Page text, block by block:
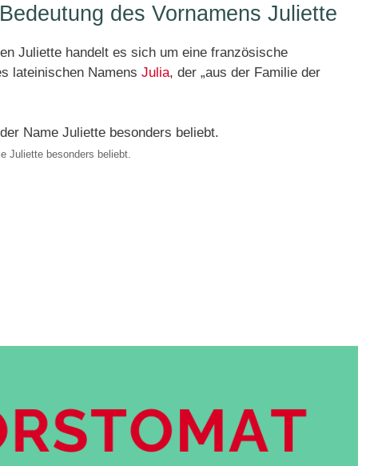
des Vornamens Juliette
Juliette handelt es sich um eine französische
lateinischen Namens Julia, der „aus der Familie der
Juliette besonders beliebt.